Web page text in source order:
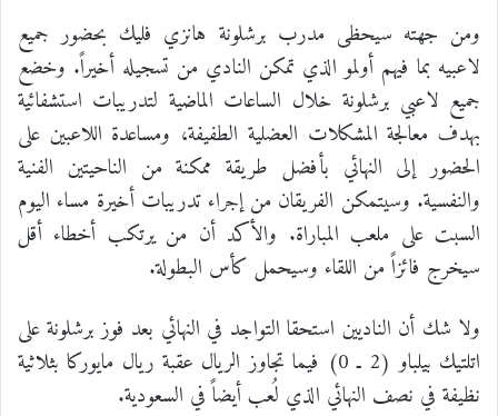
ومن جهته سيحظى مدرب برشلونة هانزي فليك بحضور جميع
لاعبيه بما فيهم أولمو الذي تمكن النادي من تسجيله أخيراً. وخضع
جميع لاعبي برشلونة خلال الساعات الماضية لتدريبات استشفائية
بهدف معالجة المشكلات العضلية الطفيفة، ومساعدة اللاعبين على
الحضور إلى النهائي بأفضل طريقة ممكنة من الناحيتين الفنية
والنفسية. وسيتمكن الفريقان من إجراء تدريبات أخيرة مساء اليوم
السبت على ملعب المباراة. والأكد أن من يرتكب أخطاء أقل
سيخرج فائزاً من اللقاء وسيحمل كأس البطولة.
ولا شك أن الناديين استحقا التواجد في النهائي بعد فوز برشلونة على
اتلتيك بيلباو (2 ـ 0) فيما تجاوز الريال عقبة ريال مايوركا بثلاثية
نظيفة في نصف النهائي الذي لُعب أيضاً في السعودية.